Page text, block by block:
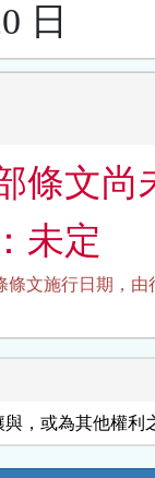
日
條文尚
未定
條文施行日期，由
，或為其他權利